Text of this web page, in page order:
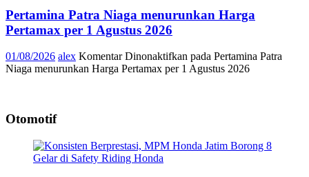
Pertamina Patra Niaga menurunkan Harga
Pertamax per 1 Agustus 2026
01/08/2026 alex Komentar Dinonaktifkan pada Pertamina Patra
Niaga menurunkan Harga Pertamax per 1 Agustus 2026
Otomotif